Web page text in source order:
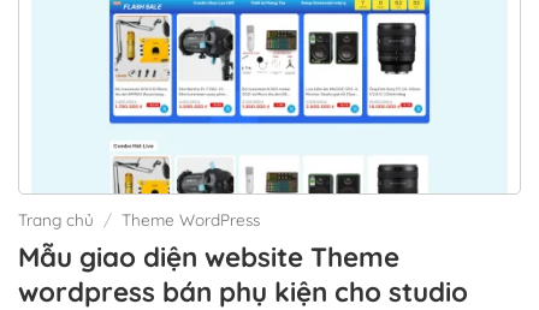
Trang chủ / Theme WordPress
Mẫu giao diện website Theme
wordpress bán phụ kiện cho studio